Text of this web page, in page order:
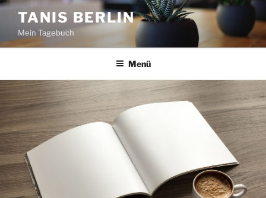
Zum
Inhalt
springen
TANIS BERLIN
Mein Tagebuch
Menü